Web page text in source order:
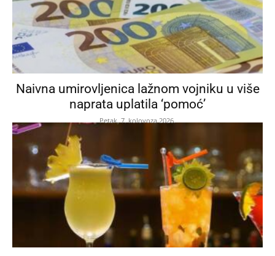
Naivna umirovljenica lažnom vojniku u više
naprata uplatila ‘pomoć’
Petak, 7. kolovoza 2026.